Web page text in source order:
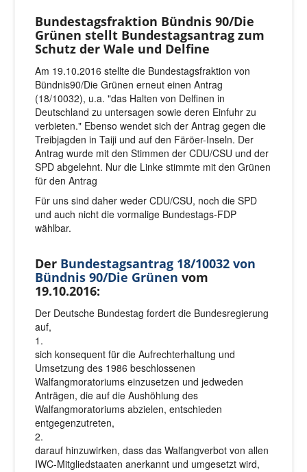
Bundestagsfraktion Bündnis 90/Die
Grünen stellt Bundestagsantrag zum
Schutz der Wale und Delfine
Am 19.10.2016 stellte die Bundestagsfraktion von
Bündnis90/Die Grünen erneut einen Antrag
(18/10032), u.a. "das Halten von Delfinen in
Deutschland zu untersagen sowie deren Einfuhr zu
verbieten." Ebenso wendet sich der Antrag gegen die
Treibjagden in Taiji und auf den Färöer-Inseln. Der
Antrag wurde mit den Stimmen der CDU/CSU und der
SPD abgelehnt. Nur die Linke stimmte mit den Grünen
für den Antrag
Für uns sind daher weder CDU/CSU, noch die SPD
und auch nicht die vormalige Bundestags-FDP
wählbar.
Der Bundestagsantrag 18/10032 von
Bündnis 90/Die Grünen vom
19.10.2016:
Der Deutsche Bundestag fordert die Bundesregierung
auf,
1.
sich konsequent für die Aufrechterhaltung und
Umsetzung des 1986 beschlossenen
Walfangmoratoriums einzusetzen und jedweden
Anträgen, die auf die Aushöhlung des
Walfangmoratoriums abzielen, entschieden
entgegenzutreten,
2.
darauf hinzuwirken, dass das Walfangverbot von allen
IWC-Mitgliedstaaten anerkannt und umgesetzt wird,